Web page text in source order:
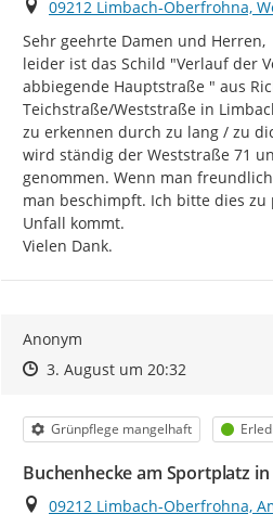
Ort
09212 Limbach-Oberfrohna,
Sehr geehrte Damen und Herren,
leider ist das Schild "Verlauf der
abbiegende Hauptstraße " aus
Teichstraße/Weststraße in
zu erkennen durch zu lang / zu
wird ständig der Weststraße 71
genommen. Wenn man
man beschimpft. Ich bitte dies zu
Unfall kommt.
Vielen Dank.
Anonym
Zeitpunkt des Erstellens
Zeitpunkt des Erstellens
3. August um 20:32Zur
Kategorie
Grünpflege mangelhaft Status
Buchenhecke am Sportplatz
Ort
09212 Limbach-Oberfrohna,